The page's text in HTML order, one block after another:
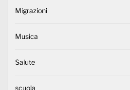
Migrazioni
Musica
Salute
scuola